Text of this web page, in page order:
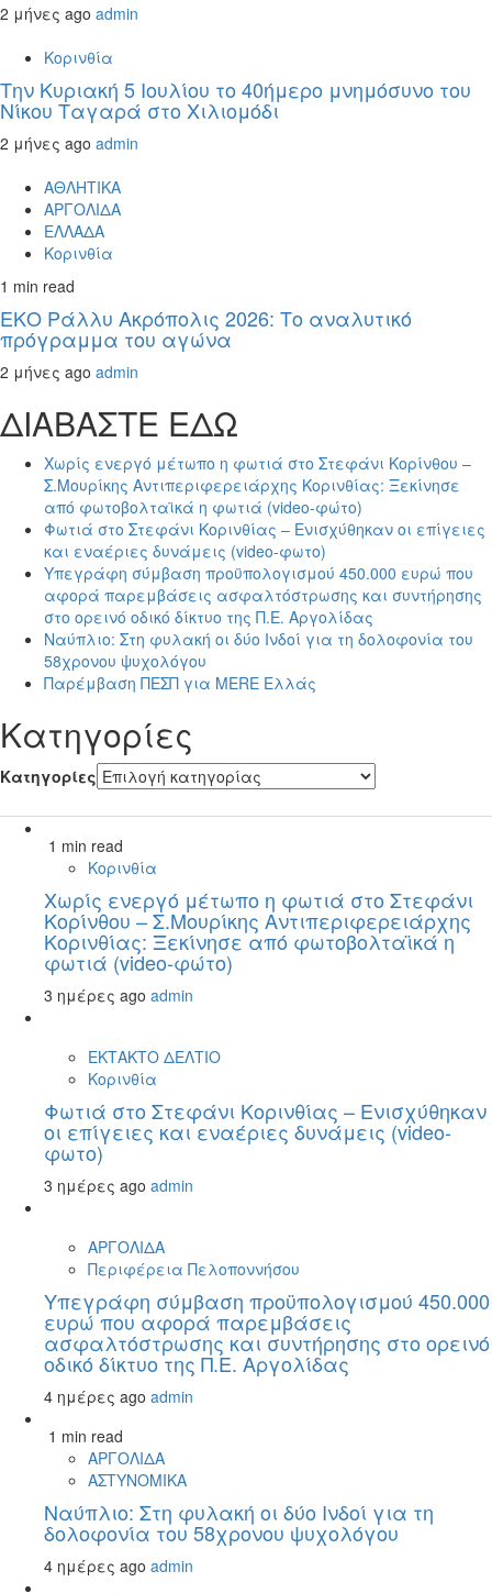
2 μήνες ago admin
Κορινθία
Την Κυριακή 5 Ιουλίου το 40ήμερο μνημόσυνο του
Νίκου Ταγαρά στο Χιλιομόδι
2 μήνες ago admin
ΑΘΛΗΤΙΚΑ
ΑΡΓΟΛΙΔΑ
ΕΛΛΑΔΑ
Κορινθία
1 min read
ΕΚΟ Ράλλυ Ακρόπολις 2026: Το αναλυτικό
πρόγραμμα του αγώνα
2 μήνες ago admin
ΔΙΑΒΑΣΤΕ ΕΔΩ
Χωρίς ενεργό μέτωπο η φωτιά στο Στεφάνι Κορίνθου –
Σ.Μουρίκης Αντιπεριφερειάρχης Κορινθίας: Ξεκίνησε
από φωτοβολταϊκά η φωτιά (video-φώτο)
Φωτιά στο Στεφάνι Κορινθίας – Ενισχύθηκαν οι επίγειες
και εναέριες δυνάμεις (video-φωτο)
Υπεγράφη σύμβαση προϋπολογισμού 450.000 ευρώ που
αφορά παρεμβάσεις ασφαλτόστρωσης και συντήρησης
στο ορεινό οδικό δίκτυο της Π.Ε. Αργολίδας
Ναύπλιο: Στη φυλακή οι δύο Ινδοί για τη δολοφονία του
58χρονου ψυχολόγου
Παρέμβαση ΠΕΣΠ για MERE Ελλάς
Kατηγορίες
Kατηγορίες
1 min read
Κορινθία
Χωρίς ενεργό μέτωπο η φωτιά στο Στεφάνι
Κορίνθου – Σ.Μουρίκης Αντιπεριφερειάρχης
Κορινθίας: Ξεκίνησε από φωτοβολταϊκά η
φωτιά (video-φώτο)
3 ημέρες ago admin
ΕΚΤΑΚΤΟ ΔΕΛΤΙΟ
Κορινθία
Φωτιά στο Στεφάνι Κορινθίας – Ενισχύθηκαν
οι επίγειες και εναέριες δυνάμεις (video-
φωτο)
3 ημέρες ago admin
ΑΡΓΟΛΙΔΑ
Περιφέρεια Πελοποννήσου
Υπεγράφη σύμβαση προϋπολογισμού 450.000
ευρώ που αφορά παρεμβάσεις
ασφαλτόστρωσης και συντήρησης στο ορεινό
οδικό δίκτυο της Π.Ε. Αργολίδας
4 ημέρες ago admin
1 min read
ΑΡΓΟΛΙΔΑ
ΑΣΤΥΝΟΜΙΚΑ
Ναύπλιο: Στη φυλακή οι δύο Ινδοί για τη
δολοφονία του 58χρονου ψυχολόγου
4 ημέρες ago admin